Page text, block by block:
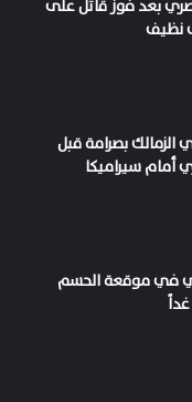
بعد فوز قاتل على
نظيف
الزمالك بصرامة قبل
سيراميكا
في موقعة الحسم